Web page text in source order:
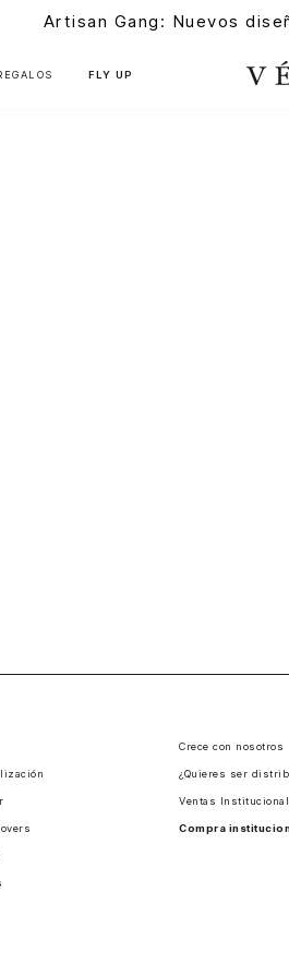
Artisan Gang: Nuevos
FLY UP
Crece con nosotros
¿Quieres ser
Ventas
Compra